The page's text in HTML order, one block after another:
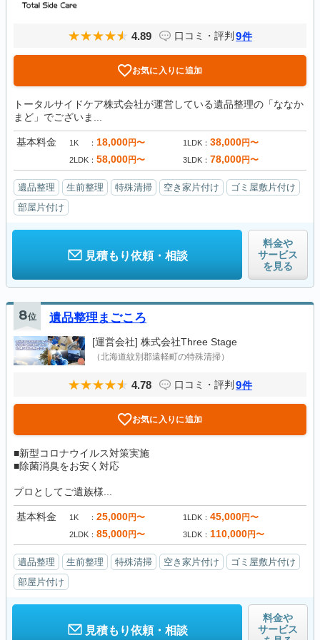
4.89 口コミ・評判 9件
お気に入りに追加
トータルサイドケア株式会社が運営している遺品整理の「ななか
まど」でございま...
基本料金 1K 18,000円〜 1LDK 38,000円〜
2LDK 58,000円〜 3LDK 78,000円〜
遺品整理 生前整理 特殊清掃 空き家片付け
ゴミ屋敷片付け
部屋片付け
見積もり依頼・相談
料金や
サービス
を見る
8位 遺品整理まごころ
[運営会社] 株式会社Three Stage
（北海道紋別郡遠軽町の特殊清掃）
4.78 口コミ・評判 9件
お気に入りに追加
■新型コロナウイルス対策実施
■除菌消臭をお安く対応
プロとしてご遺族様...
基本料金 1K 25,000円〜 1LDK 45,000円〜
2LDK 85,000円〜 3LDK 110,000円〜
遺品整理 生前整理 特殊清掃 空き家片付け
ゴミ屋敷片付け
部屋片付け
見積もり依頼・相談
料金や
サービス